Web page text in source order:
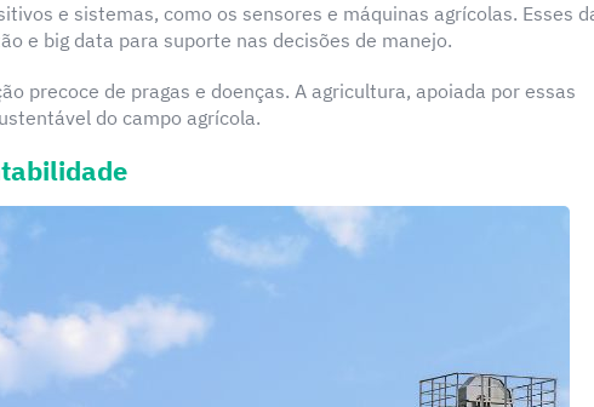
e sistemas, como os sensores e máquinas agrícolas. Esses
e big data para suporte nas decisões de manejo.
precoce de pragas e doenças. A agricultura, apoiada por essas
do campo agrícola.